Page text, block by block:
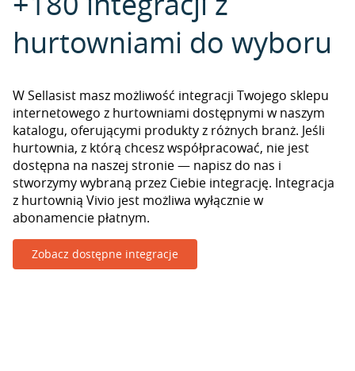
hurtowniami do wyboru
W Sellasist masz możliwość integracji Twojego sklepu
internetowego z hurtowniami dostępnymi w naszym
katalogu, oferującymi produkty z różnych branż. Jeśli
hurtownia, z którą chcesz współpracować, nie jest
dostępna na naszej stronie — napisz do nas i
stworzymy wybraną przez Ciebie integrację. Integracja
z hurtownią Vivio jest możliwa wyłącznie w
abonamencie płatnym.
Zobacz dostępne integracje